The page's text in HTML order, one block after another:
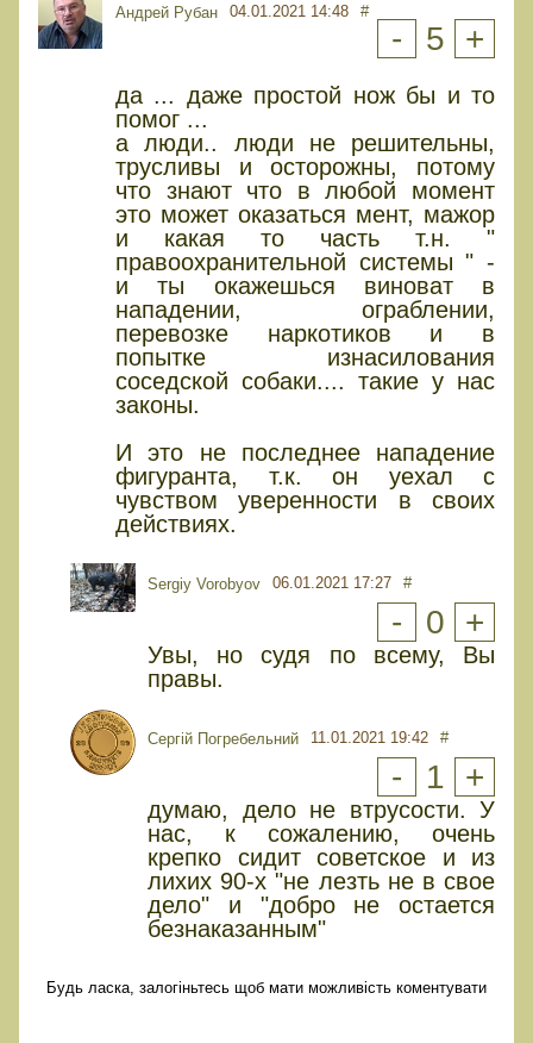
Андрей Рубан 04.01.2021 14:48 #
- 5 +
да ... даже простой нож бы и то
помог ...
а люди.. люди не решительны,
трусливы и осторожны, потому
что знают что в любой момент
это может оказаться мент, мажор
и какая то часть т.н. "
правоохранительной системы " -
и ты окажешься виноват в
нападении, ограблении,
перевозке наркотиков и в
попытке изнасилования
соседской собаки.... такие у нас
законы.
И это не последнее нападение
фигуранта, т.к. он уехал с
чувством уверенности в своих
действиях.
Sergiy Vorobyov 06.01.2021 17:27 #
- 0 +
Увы, но судя по всему, Вы
правы.
Сергій Погребельний 11.01.2021 19:42 #
- 1 +
думаю, дело не втрусости. У
нас, к сожалению, очень
крепко сидит советское и из
лихих 90-х "не лезть не в свое
дело" и "добро не остается
безнаказанным"
Будь ласка, залогіньтесь щоб мати можливість коментувати